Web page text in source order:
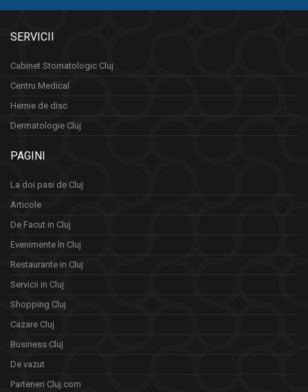
SERVICII
Cabinet Stomatologic Cluj
Centru Medical
Hernie de disc
Dermatologie Cluj
PAGINI
La doi pasi de Cluj
Articole
De Facut in Cluj
Evenimente în Cluj
Restaurante in Cluj
Servicii in Cluj
Shopping Cluj
Cazare Cluj
Business Cluj
De vazut
Parteneri Cluj.com